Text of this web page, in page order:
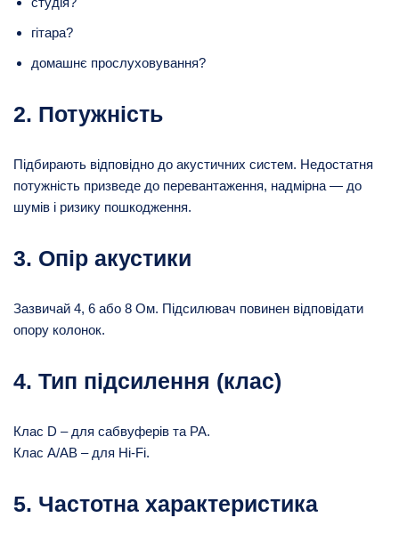
гітара?
домашнє прослуховування?
2. Потужність
Підбирають відповідно до акустичних систем. Недостатня
потужність призведе до перевантаження, надмірна — до
шумів і ризику пошкодження.
3. Опір акустики
Зазвичай 4, 6 або 8 Ом. Підсилювач повинен відповідати
опору колонок.
4. Тип підсилення (клас)
Клас D – для сабвуферів та PA.
Клас A/AB – для Hi-Fi.
5. Частотна характеристика